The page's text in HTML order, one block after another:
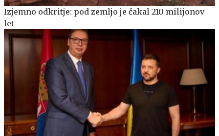
Izjemno odkritje: pod zemljo je čakal 210 milijonov
let